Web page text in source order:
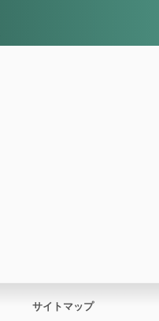
サイトマップ